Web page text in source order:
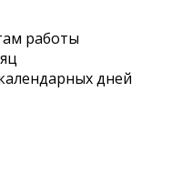
работы
дней